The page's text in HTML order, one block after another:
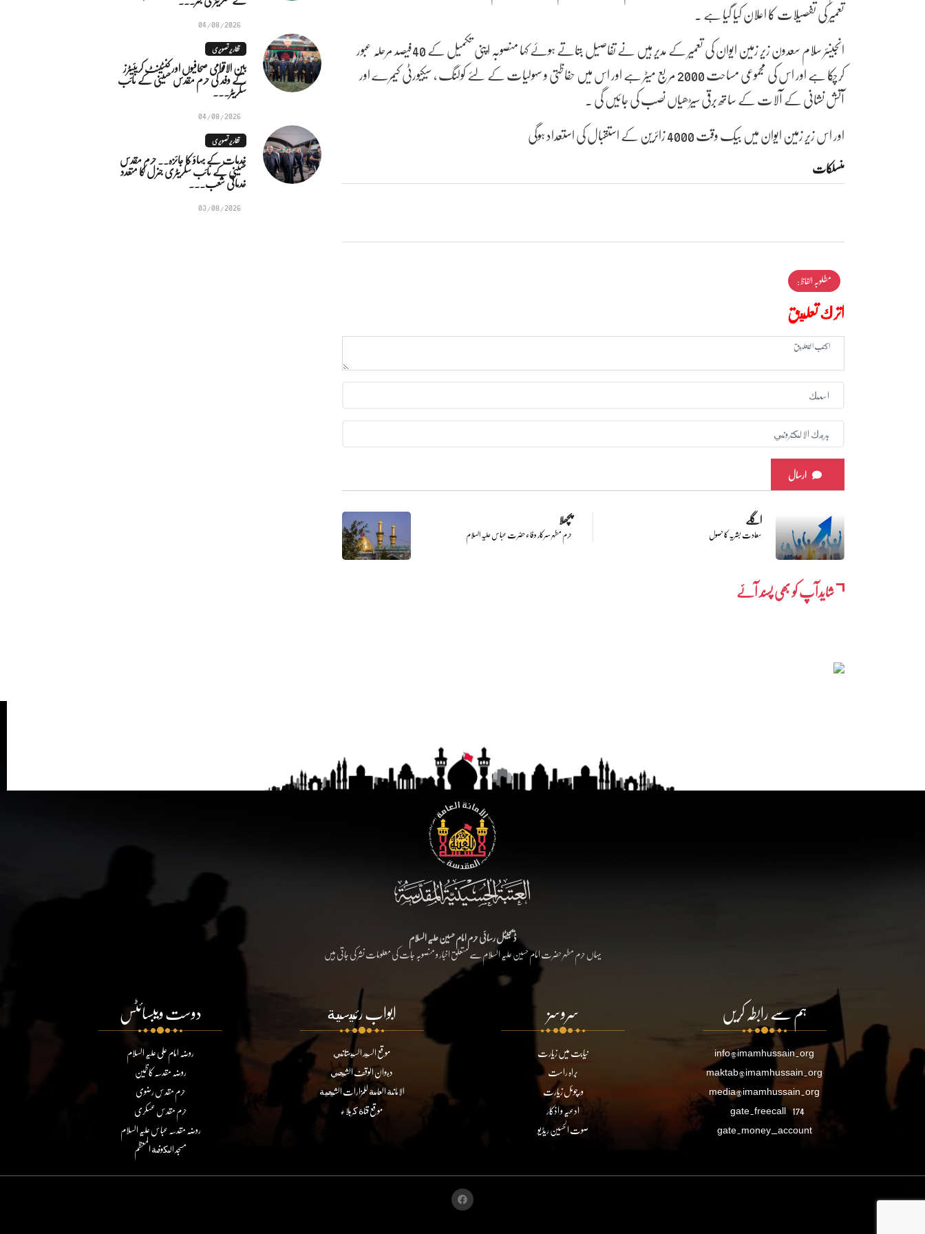
تعمیر کی تفصیلات کا اعلان کیا گیا ہے ۔
انجینئر سلام سعدون زیر زمین ایوان کی تعمیر کے مدیر ہیں نے تفاصیل بتاتے ہوئے کہا منصوبہ اپنی تکمیل کے 40فیصد مرحلہ عبور
کرچکا ہے اور اس کی مجموعی مساحت 2000 مربع میٹر ہے اور اس میں حفاظتی و سہولیات کے لئے کولنگ ، سیکیورٹی کیمرے اور
آتش نشانی کے آلات کے ساتھ برقی سیڑھیاں نصب کی جائیں گی ۔
اور اس زیر زمین ایوان میں بیک وقت 4000 زائرین کے استقبال کی استعداد ہوگی
منسلکات
مطلوبہ الفاظ :
اترك تعليق
ارسال
پچھلا
حرم مطہر سرکار وفاء حضرت عباس علیہ السلام
اگلے
سعادت بشریہ کا حصول
شایدآپ کو بھی پسند آئے
04/08/2026
تقاریر تصویری
بین الاقوامی صحافیوں اور کنٹینٹ کریئیٹرز
کے وفد کی حرم مقدس حسینی کے نائب
سکریٹر...
04/08/2026
تقاریر تصویری
خدمات کے بہاؤ کا جائزہ.. حرم مقدس
حسینی کے نائب سکریٹری جنرل کا متعدد
خدماتی شعب...
03/08/2026
ڈیجیٹل رسائی حرم امام حسین علیہ السلام
یہاں حرم مطہر حضرت امام حسین علیہ السلام سے متعلق اخبار و منصوبہ جات کی معلومات نشر کی جاتی ہیں
ہم سے رابطہ کریں
info@imamhussain.org
maktab@imamhussain.org
media@imamhussain.org
gate.freecall 174
gate.money_account
سروسز
نیابت میں زیارت
براہ راست
ورچوئل زیارت
ادعیہ و اذکار
صوت الحسین ریڈیو
ابواب رئيسية
موقع السيد السيستاني
ديوان الوقف الشيعي
الامانة العامة للمزارات الشيعية
موقع قناة كربلاء
دوست ویبسائٹس
روضہ امام علی علیہ السلام
روضہ مقدسہ کاظمین
حرم مقدس رضوی
حرم مقدس عسکری
روضہ مقدسہ عباس علیہ السلام
مسجد الكوفة المعظم